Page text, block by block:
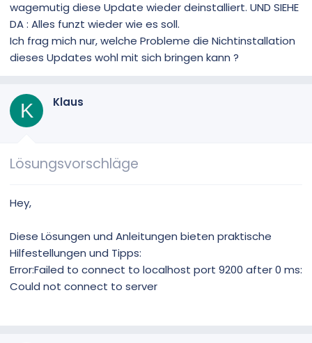
wagemutig diese Update wieder deinstalliert. UND SIEHE
DA : Alles funzt wieder wie es soll.
Ich frag mich nur, welche Probleme die Nichtinstallation
dieses Updates wohl mit sich bringen kann ?
K Klaus
Lösungsvorschläge
Hey,
Diese Lösungen und Anleitungen bieten praktische
Hilfestellungen und Tipps:
Error:Failed to connect to localhost port 9200 after 0 ms:
Could not connect to server